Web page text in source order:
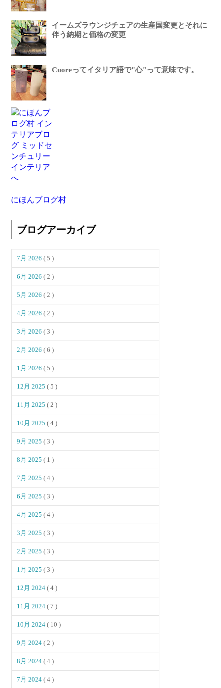
イームズラウンジチェアの生産国変更とそれに
伴う納期と価格の変更
Cuoreってイタリア語で"心"って意味です。
にほんブログ村
ブログアーカイブ
7月 2026( 5 )
6月 2026( 2 )
5月 2026( 2 )
4月 2026( 2 )
3月 2026( 3 )
2月 2026( 6 )
1月 2026( 5 )
12月 2025( 5 )
11月 2025( 2 )
10月 2025( 4 )
9月 2025( 3 )
8月 2025( 1 )
7月 2025( 4 )
6月 2025( 3 )
4月 2025( 4 )
3月 2025( 3 )
2月 2025( 3 )
1月 2025( 3 )
12月 2024( 4 )
11月 2024( 7 )
10月 2024( 10 )
9月 2024( 2 )
8月 2024( 4 )
7月 2024( 4 )